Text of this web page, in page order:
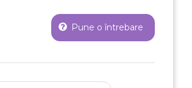
Pune o întrebare